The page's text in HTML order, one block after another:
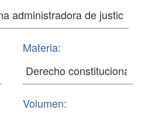
Materia:
Volumen: